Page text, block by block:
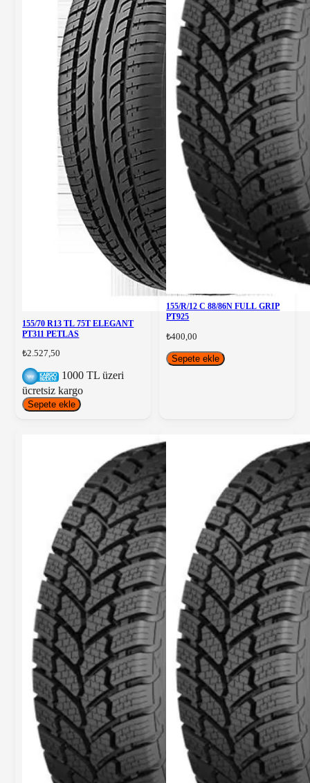
155/70 R13 TL 75T ELEGANT
PT311 PETLAS
₺2.527,50
1000 TL üzeri
ücretsiz kargo
Sepete ekle
155/R/12 C 88/86N FULL GRIP
PT925
₺400,00
Sepete ekle